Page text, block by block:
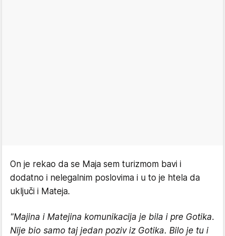
On je rekao da se Maja sem turizmom bavi i
dodatno i nelegalnim poslovima i u to je htela da
uključi i Mateja.
"Majina i Matejina komunikacija je bila i pre Gotika.
Nije bio samo taj jedan poziv iz Gotika. Bilo je tu i